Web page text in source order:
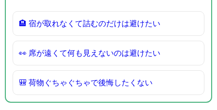
🏨 宿が取れなくて詰むのだけは避けたい
👀 席が遠くて何も見えないのは避けたい
🎒 荷物ぐちゃぐちゃで後悔したくない